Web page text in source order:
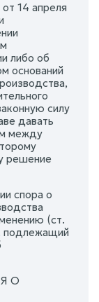
14 апреля
либо об
оснований
силу
давать
между
решение
спора о
(ст.
подлежащий
О